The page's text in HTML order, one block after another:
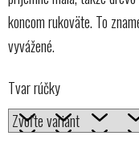
koncom rukoväte. To
vyvážené.
Tvar rúčky